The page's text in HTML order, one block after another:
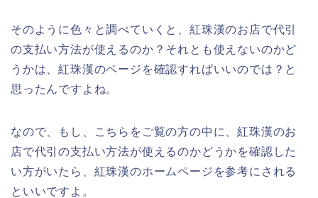
そのように色々と調べていくと、紅珠漢のお店で代引
の支払い方法が使えるのか？それとも使えないのかど
うかは、紅珠漢のページを確認すればいいのでは？と
思ったんですよね。
なので、もし、こちらをご覧の方の中に、紅珠漢のお
店で代引の支払い方法が使えるのかどうかを確認した
い方がいたら、紅珠漢のホームページを参考にされる
といいですよ。